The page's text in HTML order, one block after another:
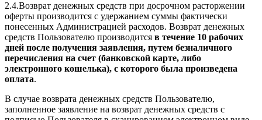
2.4.Возврат денежных средств при досрочном расторжении
оферты производится с удержанием суммы фактически
понесенных Администрацией расходов. Возврат денежных
средств Пользователю производится в течение 10 рабочих
дней после получения заявления, путем безналичного
перечисления на счет (банковской карте, либо
электронного кошелька), с которого была произведена
оплата.
В случае возврата денежных средств Пользователю,
заполненное заявление на возврат денежных средств с